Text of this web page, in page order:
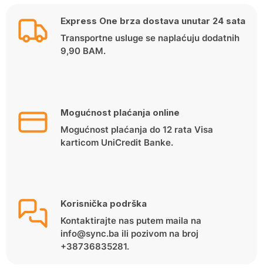
Express One brza dostava unutar 24 sata
Transportne usluge se naplaćuju dodatnih
9,90 BAM.
Mogućnost plaćanja online
Mogućnost plaćanja do 12 rata Visa
karticom UniCredit Banke.
Korisnička podrška
Kontaktirajte nas putem maila na
info@sync.ba ili pozivom na broj
+38736835281.